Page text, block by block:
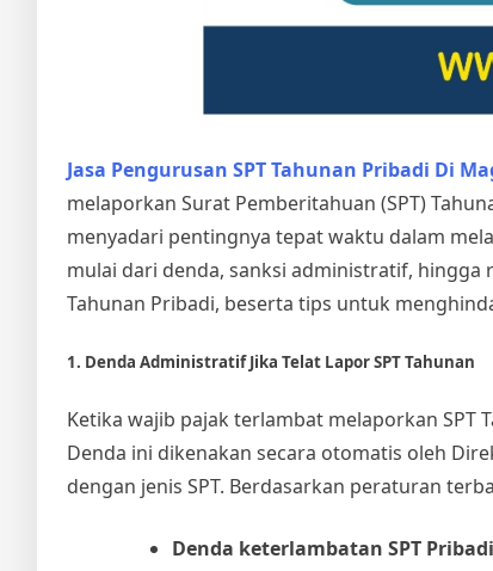
Jasa Pengurusan SPT Tahunan Pribadi Di
melaporkan Surat Pemberitahuan (SPT)
menyadari pentingnya tepat waktu dalam
mulai dari denda, sanksi administratif, hingga
Tahunan Pribadi, beserta tips untuk
1. Denda Administratif Jika Telat Lapor SPT Tahunan
Ketika wajib pajak terlambat melaporkan
Denda ini dikenakan secara otomatis oleh
dengan jenis SPT. Berdasarkan peraturan
Denda keterlambatan SPT Pribadi